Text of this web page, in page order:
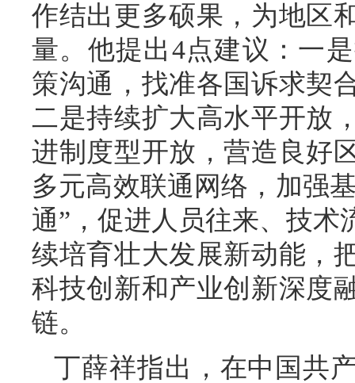
作结出更多硕果，为地区
量。他提出4点建议：一
策沟通，找准各国诉求契
二是持续扩大高水平开放
进制度型开放，营造良好
多元高效联通网络，加强
通”，促进人员往来、技
续培育壮大发展新动能，
科技创新和产业创新深度
链。
丁薛祥指出，在中国共